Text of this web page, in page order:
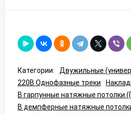
Категории:
Двужильные
220В Однофазные треки
В гарпунные натяжные потолки
В демпферные натяжные